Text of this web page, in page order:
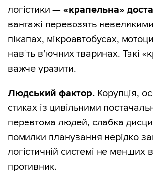
логістики — «крапельна»
вантажі перевозять
пікапах, мікроавтобусах,
навіть в’ючних тваринах. Такі
важче уразити.
Людський фактор. Корупція,
стиках із цивільними
перевтома людей, слабка
помилки планування нерідко
логістичній системі не менших
противник.